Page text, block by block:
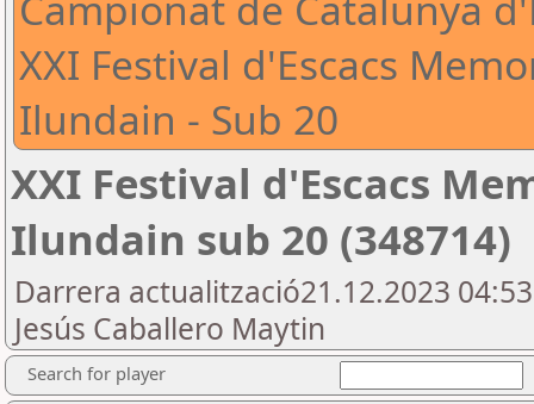
XXI Festival d'Escacs
Ilundain - Sub 20
XXI Festival d'Escacs
Ilundain sub 20 (348714)
Darrera actualització21.12.2023
Jesús Caballero Maytin
Search for player